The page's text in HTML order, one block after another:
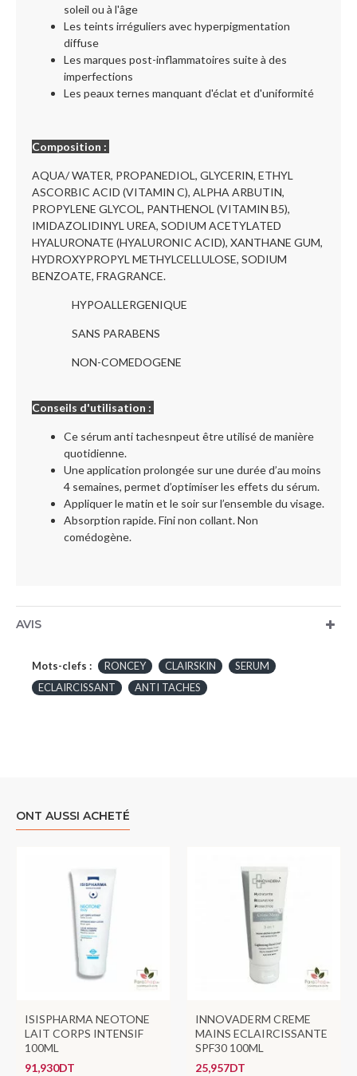
soleil ou à l'âge
Les teints irréguliers avec hyperpigmentation
diffuse
Les marques post-inflammatoires suite à des
imperfections
Les peaux ternes manquant d'éclat et d'uniformité
Composition :
AQUA/ WATER, PROPANEDIOL, GLYCERIN, ETHYL
ASCORBIC ACID (VITAMIN C), ALPHA ARBUTIN,
PROPYLENE GLYCOL, PANTHENOL (VITAMIN B5),
IMIDAZOLIDINYL UREA, SODIUM ACETYLATED
HYALURONATE (HYALURONIC ACID), XANTHANE GUM,
HYDROXYPROPYL METHYLCELLULOSE, SODIUM
BENZOATE, FRAGRANCE.
HYPOALLERGENIQUE
SANS PARABENS
NON-COMEDOGENE
Conseils d'utilisation :
Ce sérum anti tachesnpeut être utilisé de manière
quotidienne.
Une application prolongée sur une durée d’au moins
4 semaines, permet d’optimiser les effets du sérum.
Appliquer le matin et le soir sur l’ensemble du visage.
Absorption rapide. Fini non collant. Non
comédogène.
AVIS
Mots-clefs : RONCEY CLAIRSKIN
SERUM
ECLAIRCISSANT
ANTI TACHES
ONT AUSSI ACHETÉ
ISISPHARMA NEOTONE
LAIT CORPS INTENSIF
100ML
91,930DT
INNOVADERM CREME
MAINS ECLAIRCISSANTE
SPF30 100ML
25,957DT